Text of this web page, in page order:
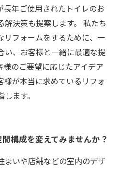
長年ご使用されたトイレのお
決策も提案します。 私たち
リフォームをするために、一
い、お客様と一緒に最適な提
のご要望に応じたアイデア
が本当に求めているリフォ
ます。
構成を変えてみませんか？
まいや店舗などの室内のデザ